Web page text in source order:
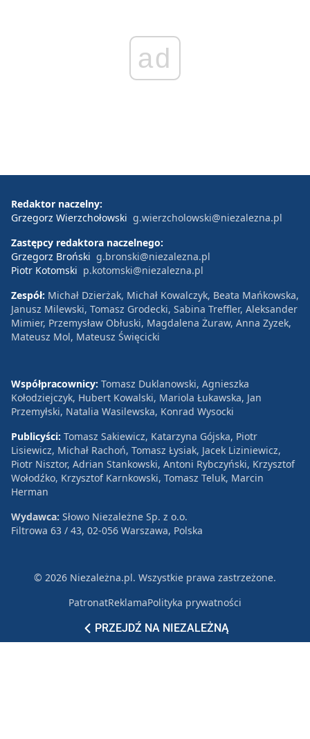
ad
PRZEJDŹ NA NIEZALEŻNĄ
Redaktor naczelny:
Grzegorz Wierzchołowski g.wierzcholowski@niezalezna.pl
Zastępcy redaktora naczelnego:
Grzegorz Broński g.bronski@niezalezna.pl
Piotr Kotomski p.kotomski@niezalezna.pl
Zespół: Michał Dzierżak, Michał Kowalczyk, Beata Mańkowska,
Janusz Milewski, Tomasz Grodecki, Sabina Treffler, Aleksander
Mimier, Przemysław Obłuski, Magdalena Żuraw, Anna Zyzek,
Mateusz Mol, Mateusz Święcicki
Współpracownicy: Tomasz Duklanowski, Agnieszka
Kołodziejczyk, Hubert Kowalski, Mariola Łukawska, Jan
Przemyłski, Natalia Wasilewska, Konrad Wysocki
Publicyści: Tomasz Sakiewicz, Katarzyna Gójska, Piotr
Lisiewicz, Michał Rachoń, Tomasz Łysiak, Jacek Liziniewicz,
Piotr Nisztor, Adrian Stankowski, Antoni Rybczyński, Krzysztof
Wołodźko, Krzysztof Karnkowski, Tomasz Teluk, Marcin
Herman
Wydawca: Słowo Niezależne Sp. z o.o.
Filtrowa 63 / 43, 02-056 Warszawa, Polska
© 2026 Niezależna.pl. Wszystkie prawa zastrzeżone.
PatronatReklamaPolityka prywatności